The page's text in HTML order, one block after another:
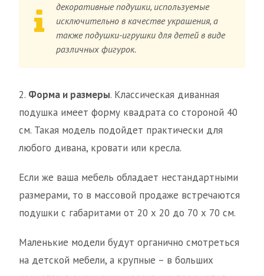
декоративные подушки, используемые
исключительно в качестве украшения, а
также подушки-игрушки для детей в виде
различных фигурок.
2. Форма и размеры. Классическая диванная
подушка имеет форму квадрата со стороной 40
см. Такая модель подойдет практически для
любого дивана, кровати или кресла.
Если же ваша мебель обладает нестандартными
размерами, то в массовой продаже встречаются
подушки с габаритами от 20 х 20 до 70 х 70 см.
Маленькие модели будут органично смотреться
на детской мебели, а крупные – в больших